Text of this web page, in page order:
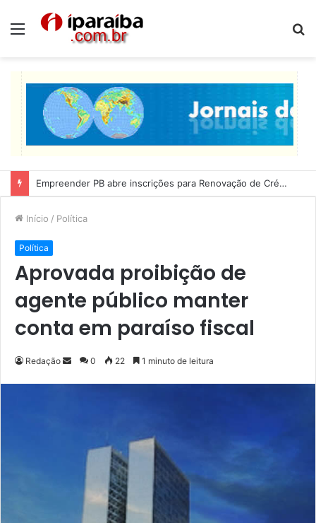
Menu
Empreender PB abre inscrições para Renovação de Crédito
Início / Política
Política
Aprovada proibição de
agente público manter
conta em paraíso fiscal
Redação 0 22 1 minuto de leitura